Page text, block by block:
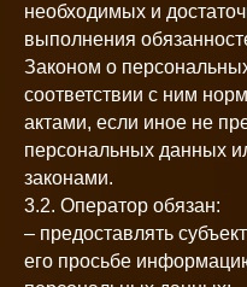
необходимых и
выполнения
Законом о
соответствии с ним
актами, если иное не
персональных данных
законами.
3.2. Оператор обязан:
– предоставлять
его просьбе